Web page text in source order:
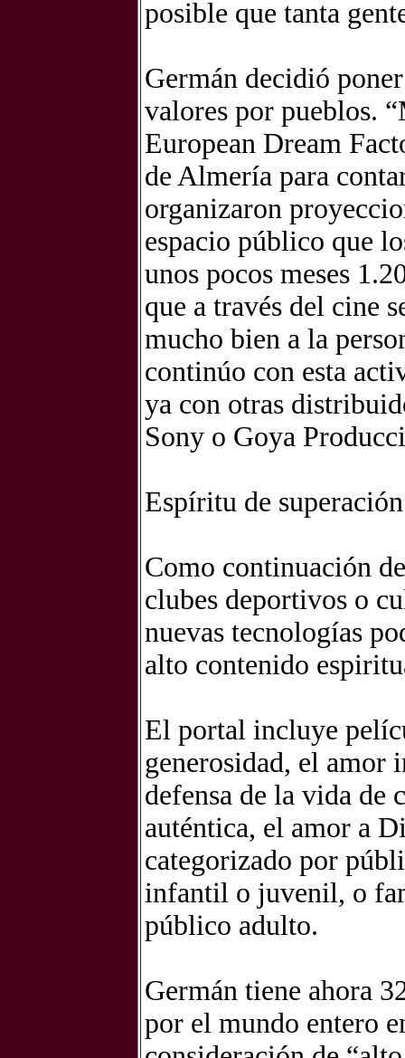
posible que tanta
Germán decidió
valores por pueblos.
European Dream
de Almería para
organizaron
espacio público que
unos pocos meses
que a través del cine
mucho bien a la
continúo con esta
ya con otras
Sony o Goya
Espíritu de
Como continuación
clubes deportivos o
nuevas tecnologías
alto contenido
El portal incluye
generosidad, el amor
defensa de la vida de
auténtica, el amor a
categorizado por
infantil o juvenil, o
público adulto.
Germán tiene ahora
por el mundo entero